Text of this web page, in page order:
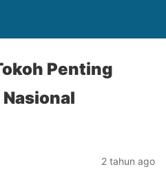
Penting
Nasional
2 tahun ago